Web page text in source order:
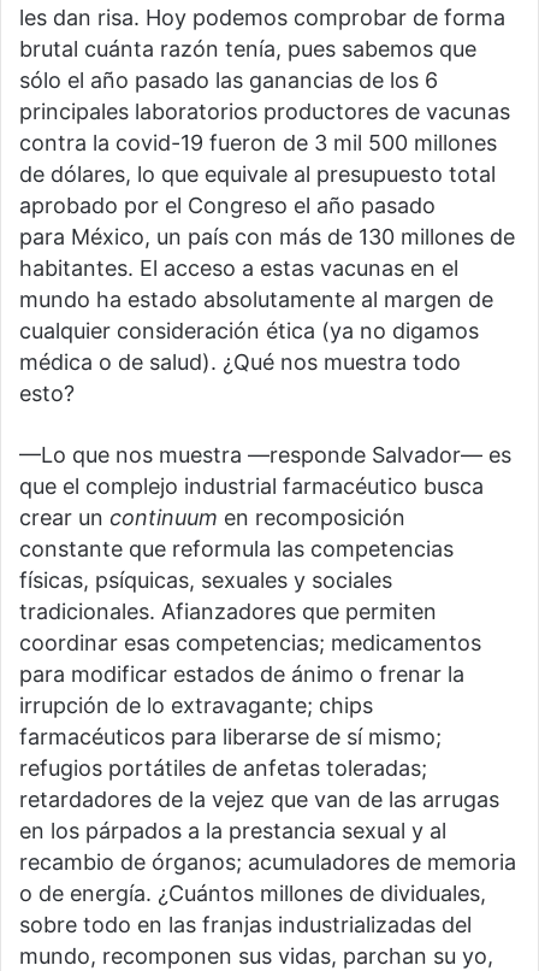
les dan risa. Hoy podemos comprobar de forma
brutal cuánta razón tenía, pues sabemos que
sólo el año pasado las ganancias de los 6
principales laboratorios productores de vacunas
contra la covid-19 fueron de 3 mil 500 millones
de dólares, lo que equivale al presupuesto total
aprobado por el Congreso el año pasado
para México, un país con más de 130 millones de
habitantes. El acceso a estas vacunas en el
mundo ha estado absolutamente al margen de
cualquier consideración ética (ya no digamos
médica o de salud). ¿Qué nos muestra todo
esto?
—Lo que nos muestra —responde Salvador— es
que el complejo industrial farmacéutico busca
crear un continuum en recomposición
constante que reformula las competencias
físicas, psíquicas, sexuales y sociales
tradicionales. Afianzadores que permiten
coordinar esas competencias; medicamentos
para modificar estados de ánimo o frenar la
irrupción de lo extravagante; chips
farmacéuticos para liberarse de sí mismo;
refugios portátiles de anfetas toleradas;
retardadores de la vejez que van de las arrugas
en los párpados a la prestancia sexual y al
recambio de órganos; acumuladores de memoria
o de energía. ¿Cuántos millones de dividuales,
sobre todo en las franjas industrializadas del
mundo, recomponen sus vidas, parchan su yo,